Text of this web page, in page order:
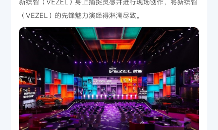
（VEZEL）的先锋魅力演绎得淋漓尽致。